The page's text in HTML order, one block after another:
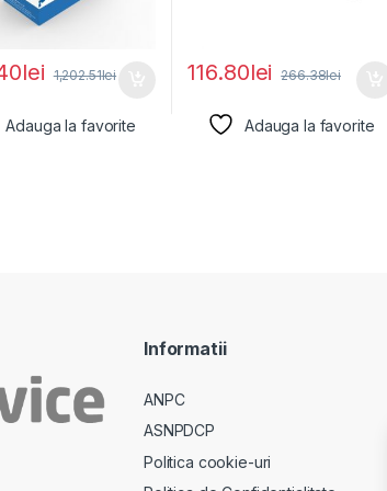
lei 1,202.51lei
Adauga la favorite
116.80lei 266.38lei
Adauga la favorite
Informatii
ANPC
ASNPDCP
Politica cookie-uri